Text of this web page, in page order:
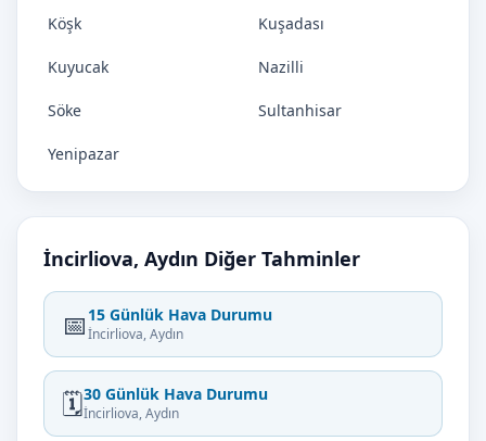
Köşk Kuşadası
Kuyucak Nazilli
Söke Sultanhisar
Yenipazar
İncirliova, Aydın Diğer Tahminler
📅 15 Günlük Hava Durumu
İncirliova, Aydın
🗓️30 Günlük Hava Durumu
İncirliova, Aydın